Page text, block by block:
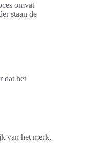
omvat
staan de
dat het
van het merk,